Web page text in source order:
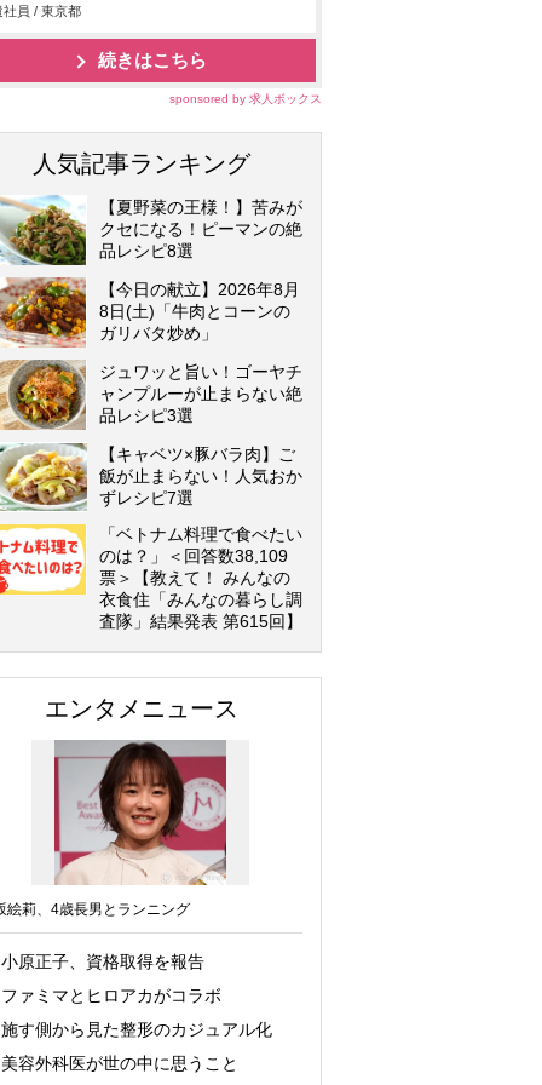
社員 / 東京都
続きはこちら
sponsored by 求人ボックス
人気記事ランキング
【夏野菜の王様！】苦みが
クセになる！ピーマンの絶
品レシピ8選
【今日の献立】2026年8月
8日(土)「牛肉とコーンの
ガリバタ炒め」
ジュワッと旨い！ゴーヤチ
ャンプルーが止まらない絶
品レシピ3選
【キャベツ×豚バラ肉】ご
飯が止まらない！人気おか
ずレシピ7選
「ベトナム料理で食べたい
のは？」＜回答数38,109
票＞【教えて！ みんなの
衣食住「みんなの暮らし調
査隊」結果発表 第615回】
エンタメニュース
絵莉、4歳長男とランニング
小原正子、資格取得を報告
ファミマとヒロアカがコラボ
施す側から見た整形のカジュアル化
美容外科医が世の中に思うこと